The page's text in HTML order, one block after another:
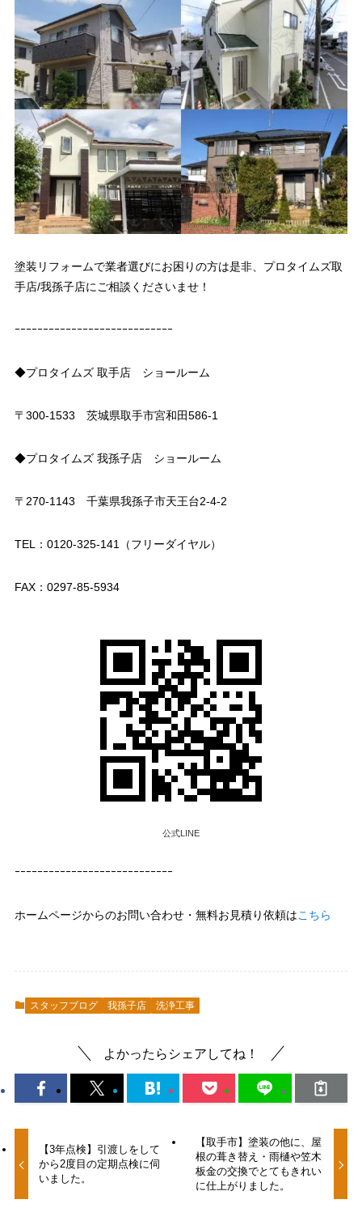
塗装リフォームで業者選びにお困りの方は是非、プロタイムズ取
手店/我孫子店にご相談くださいませ！
ｰｰｰｰｰｰｰｰｰｰｰｰｰｰｰｰｰｰｰｰｰｰｰｰｰｰｰｰ
◆プロタイムズ 取手店 ショールーム
〒300-1533 茨城県取手市宮和田586-1
◆プロタイムズ 我孫子店 ショールーム
〒270-1143 千葉県我孫子市天王台2-4-2
TEL：0120-325-141（フリーダイヤル）
FAX：0297-85-5934
公式LINE
ｰｰｰｰｰｰｰｰｰｰｰｰｰｰｰｰｰｰｰｰｰｰｰｰｰｰｰｰ
ホームページからのお問い合わせ・無料お見積り依頼はこちら
スタッフブログ 我孫子店 洗浄工事
よかったらシェアしてね！
【3年点検】引渡しをして
から2度目の定期点検に伺
いました。
【取手市】塗装の他に、屋
根の葺き替え・雨樋や笠木
板金の交換でとてもきれい
に仕上がりました。